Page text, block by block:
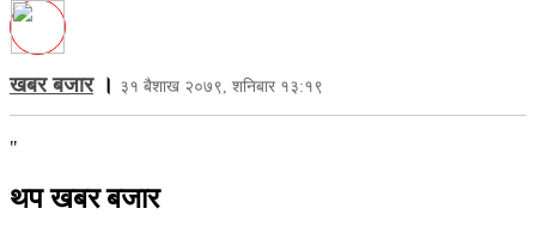
खबर बजार। ३१ बैशाख २०७९, शनिबार १३:१९
"
थप खबर बजार